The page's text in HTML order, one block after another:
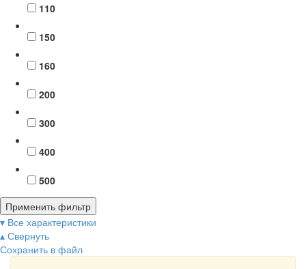
110
150
160
200
300
400
500
Применить фильтр
▾ Все характеристики
▴ Свернуть
Сохранить в файл